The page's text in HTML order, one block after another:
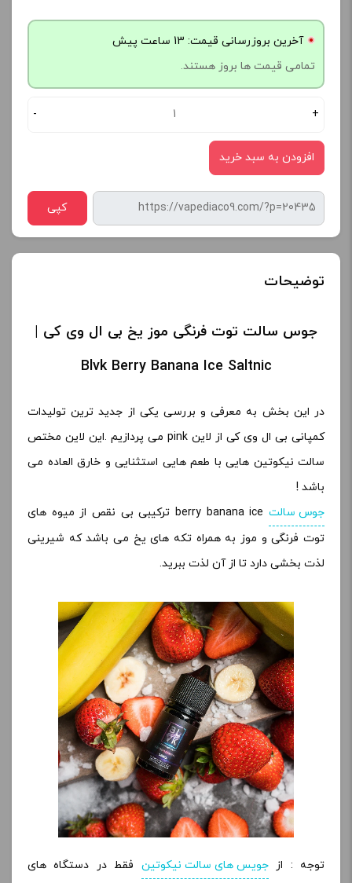
آخرین بروزرسانی قیمت: 13 ساعت پیش
تمامی قیمت ها بروز هستند.
- +
افزودن به سبد خرید
کپی
توضیحات
جوس سالت توت فرنگی موز یخ بی ال وی کی |
Blvk Berry Banana Ice Saltnic
در این بخش به معرفی و بررسی یکی از جدید ترین تولیدات
کمپانی بی ال وی کی از لاین pink می پردازیم .این لاین مختص
سالت نیکوتین هایی با طعم هایی استثنایی و خارق العاده می
باشد !
جوس سالت
berry banana ice ترکیبی بی نقص از میوه های
توت فرنگی و موز به همراه تکه های یخ می باشد که شیرینی
لذت بخشی دارد تا از آن لذت ببرید.
توجه : ازجویس های سالت نیکوتین فقط در دستگاه های